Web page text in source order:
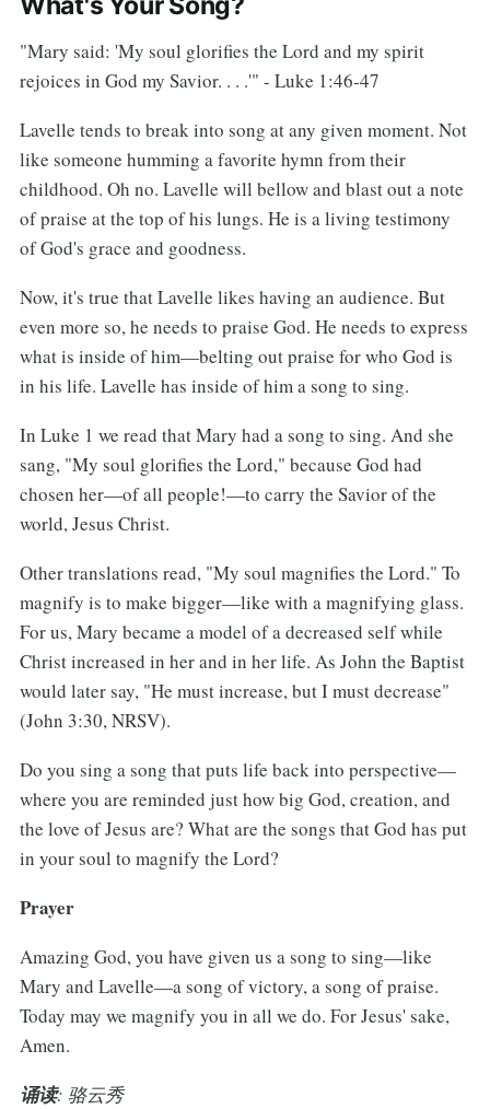
"Mary said: 'My soul glorifies the Lord and my spirit
rejoices in God my Savior. . . .'" - Luke 1:46-47
Lavelle tends to break into song at any given moment. Not
like someone humming a favorite hymn from their
childhood. Oh no. Lavelle will bellow and blast out a note
of praise at the top of his lungs. He is a living testimony
of God's grace and goodness.
Now, it's true that Lavelle likes having an audience. But
even more so, he needs to praise God. He needs to express
what is inside of him—belting out praise for who God is
in his life. Lavelle has inside of him a song to sing.
In Luke 1 we read that Mary had a song to sing. And she
sang, "My soul glorifies the Lord," because God had
chosen her—of all people!—to carry the Savior of the
world, Jesus Christ.
Other translations read, "My soul magnifies the Lord." To
magnify is to make bigger—like with a magnifying glass.
For us, Mary became a model of a decreased self while
Christ increased in her and in her life. As John the Baptist
would later say, "He must increase, but I must decrease"
(John 3:30, NRSV).
Do you sing a song that puts life back into perspective—
where you are reminded just how big God, creation, and
the love of Jesus are? What are the songs that God has put
in your soul to magnify the Lord?
Prayer
Amazing God, you have given us a song to sing—like
Mary and Lavelle—a song of victory, a song of praise.
Today may we magnify you in all we do. For Jesus' sake,
Amen.
诵读: 骆云秀